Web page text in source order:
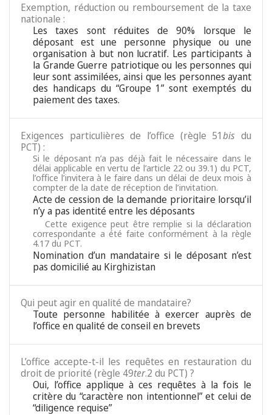
Exemption, réduction ou remboursement de la taxe
nationale :
Les taxes sont réduites de 90% lorsque le
déposant est une personne physique ou une
organisation à but non lucratif. Les participants à
la Grande Guerre patriotique ou les personnes qui
leur sont assimilées, ainsi que les personnes ayant
des handicaps du “Groupe 1” sont exemptés du
paiement des taxes.
Exigences particulières de l’office (règle 51bis du
PCT) :
Si le déposant n’a pas déjà fait le nécessaire dans le
délai applicable en vertu de l’article 22 ou 39.1) du PCT,
l’office l’invitera à le faire dans un délai de deux mois à
compter de la date de réception de l’invitation.
Acte de cession de la demande prioritaire lorsqu’il
n’y a pas identité entre les déposants
Cette exigence peut être remplie si la déclaration
correspondante a été faite conformément à la règle
4.17 du PCT.
Nomination d’un mandataire si le déposant n’est
pas domicilié au Kirghizistan
Qui peut agir en qualité de mandataire?
Toute personne habilitée à exercer auprès de
l’office en qualité de conseil en brevets
L’office accepte-t-il les requêtes en restauration du
droit de priorité (règle 49ter.2 du PCT) ?
Oui, l’office applique à ces requêtes à la fois le
critère du “caractère non intentionnel” et celui de
“diligence requise”